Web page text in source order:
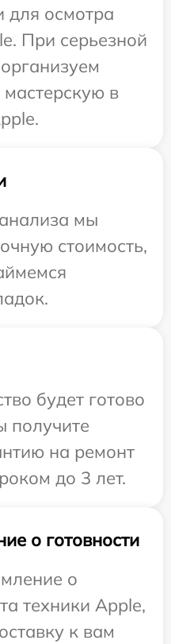
для осмотра
При серьезной
в
мы
стоимость,
будет готово
получите
на ремонт
до 3 лет.
о готовности
о
техники Apple,
к вам